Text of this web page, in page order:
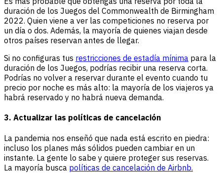
duración de los Juegos del Commonwealth de Birmingham
2022. Quien viene a ver las competiciones no reserva por
un día o dos. Además, la mayoría de quienes viajan desde
otros países reservan antes de llegar.
Si no configuras tus restricciones de estadía mínima para la
duración de los Juegos, podrías recibir una reserva corta.
Podrías no volver a reservar durante el evento cuando tu
precio por noche es más alto: la mayoría de los viajeros ya
habrá reservado y no habrá nueva demanda.
3. Actualizar las políticas de cancelación
La pandemia nos enseñó que nada está escrito en piedra:
incluso los planes más sólidos pueden cambiar en un
instante. La gente lo sabe y quiere proteger sus reservas.
La mayoría busca políticas de cancelación de Airbnb.